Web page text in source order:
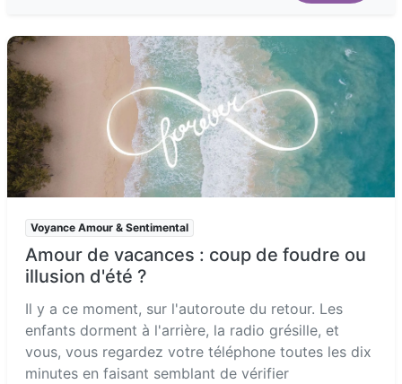
Voyance Amour & Sentimental
Amour de vacances : coup de foudre ou
illusion d'été ?
Il y a ce moment, sur l'autoroute du retour. Les
enfants dorment à l'arrière, la radio grésille, et
vous, vous regardez votre téléphone toutes les dix
minutes en faisant semblant de vérifier